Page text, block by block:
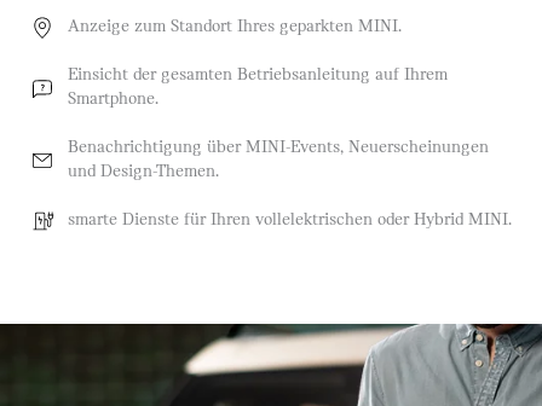
Anzeige zum Standort Ihres geparkten MINI.
Einsicht der gesamten Betriebsanleitung auf Ihrem
Smartphone.
Benachrichtigung über MINI-Events, Neuerscheinungen
und Design-Themen.
smarte Dienste für Ihren vollelektrischen oder Hybrid MINI.